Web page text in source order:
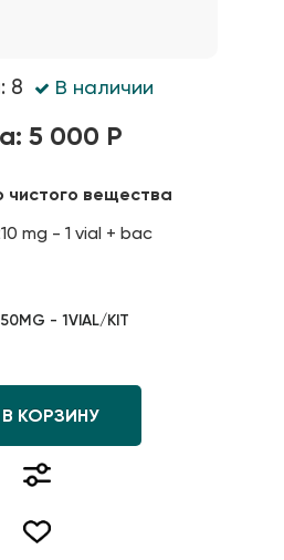
8 В наличии
5 000 Р
чистого вещества
mg - 1 vial + bac
- 1VIAL/KIT
В КОРЗИНУ